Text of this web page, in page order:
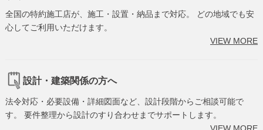
全国の特約施工店が、施工・設置・納品まで対応。 どの地域でも安
心してご利用いただけます。
VIEW MORE
設計・建築関係の方へ
法令対応・必要設備・詳細図面など、設計段階からご相談可能で
す。 要件整理から設計のすり合わせまでサポートします。